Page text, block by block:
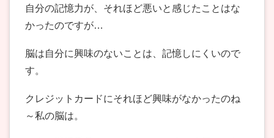
自分の記憶力が、それほど悪いと感じたことはな
かったのですが…
脳は自分に興味のないことは、記憶しにくいので
す。
クレジットカードにそれほど興味がなかったのね
～私の脳は。